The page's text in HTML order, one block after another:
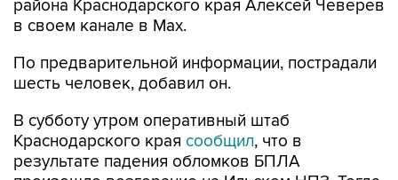
По предварительной информации, пострадали
В субботу утром оперативный штаб
результате падения обломков БПЛА
произошло возгорание на Ильском НПЗ. Тогда
сообщалось о пяти пострадавших.